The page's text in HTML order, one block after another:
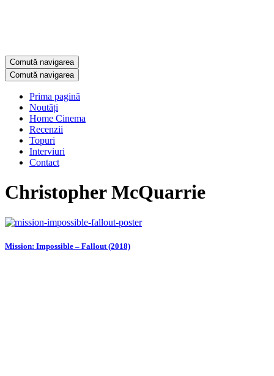
Comută navigarea
Comută navigarea
Prima pagină
Noutăți
Home Cinema
Recenzii
Topuri
Interviuri
Contact
Christopher McQuarrie
Mission: Impossible – Fallout (2018)